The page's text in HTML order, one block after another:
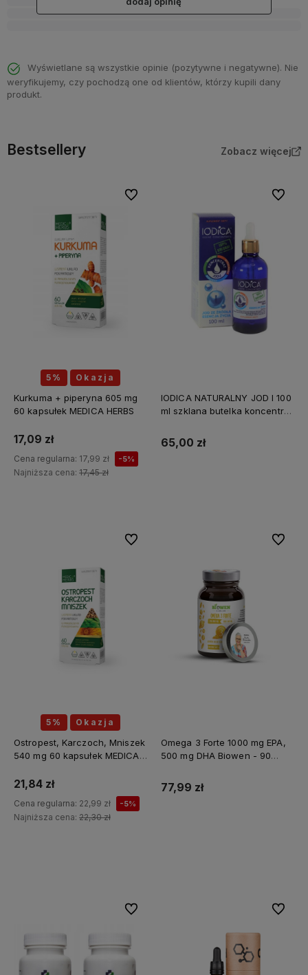
Wyświetlane są wszystkie opinie (pozytywne i negatywne). Nie
weryfikujemy, czy pochodzą one od klientów, którzy kupili dany
produkt.
Bestsellery Zobacz więcej
5% Okazja
Kurkuma + piperyna 605 mg
60 kapsułek MEDICA HERBS
17,09 zł
Cena regularna: 17,99 zł -5%
Najniższa cena: 17,45 zł
Do ulubionych
IODICA NATURALNY JOD I 100
ml szklana butelka koncentrat
65,00 zł
Do
5% Okazja
Ostropest, Karczoch, Mniszek
540 mg 60 kapsułek MEDICA
21,84 zł
Cena regularna: 22,99 zł -5%
Najniższa cena: 22,30 zł
Do ulubionych
Omega 3 Forte 1000 mg EPA,
500 mg DHA Biowen - 90
77,99 zł
Do
Do ulubionych Do